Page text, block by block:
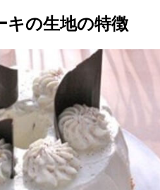
キの生地の特徴